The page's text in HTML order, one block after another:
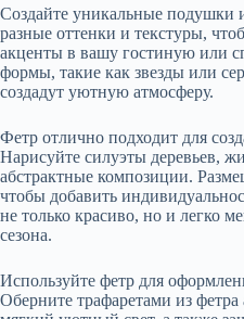
Создайте уникальные подушки
разные оттенки и текстуры,
акценты в вашу гостиную или
формы, такие как звезды или
создадут уютную атмосферу.
Фетр отлично подходит для
Нарисуйте силуэты деревьев,
абстрактные композиции.
чтобы добавить
не только красиво, но и легко
сезона.
Используйте фетр для
Оберните трафаретами из